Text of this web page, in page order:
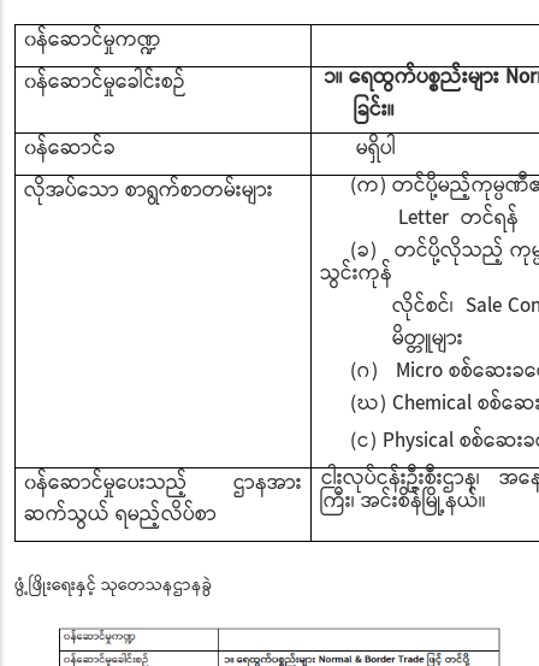
၀န်ဆောင်မှုကဏ္ဍ
၀န်ဆောင်မှုခေါင်းစဉ်
၁။ ရေထွက်ပစ္စည်းများ
ခြင်း။
၀န်ဆောင်ခ
မရှိပါ
လိုအပ်သော စာရွက်စာတမ်းများ
(က) တင်ပို့မည့်ကုမ္ပဏီ၏
Letter တင်ရန်
(ခ) တင်ပို့လိုသည့် ကုမ္
သွင်းကုန်
လိုင်စင်၊ Sale
မိတ္တူများ
(ဂ) Micro စစ်ဆေးခပ
(ဃ) Chemical စစ်ဆေ
(င) Physical စစ်ဆေး
၀န်ဆောင်မှုပေးသည့် ဌာနအား
ဆက်သွယ် ရမည့်လိပ်စာ
ငါးလုပ်ငန်းဦးစီးဌာန၊
ကြီး၊ အင်းစိန်မြို့နယ်။
ဖွံ့ဖြိုးရေးနှင့် သုတေသနဌာနခွဲ